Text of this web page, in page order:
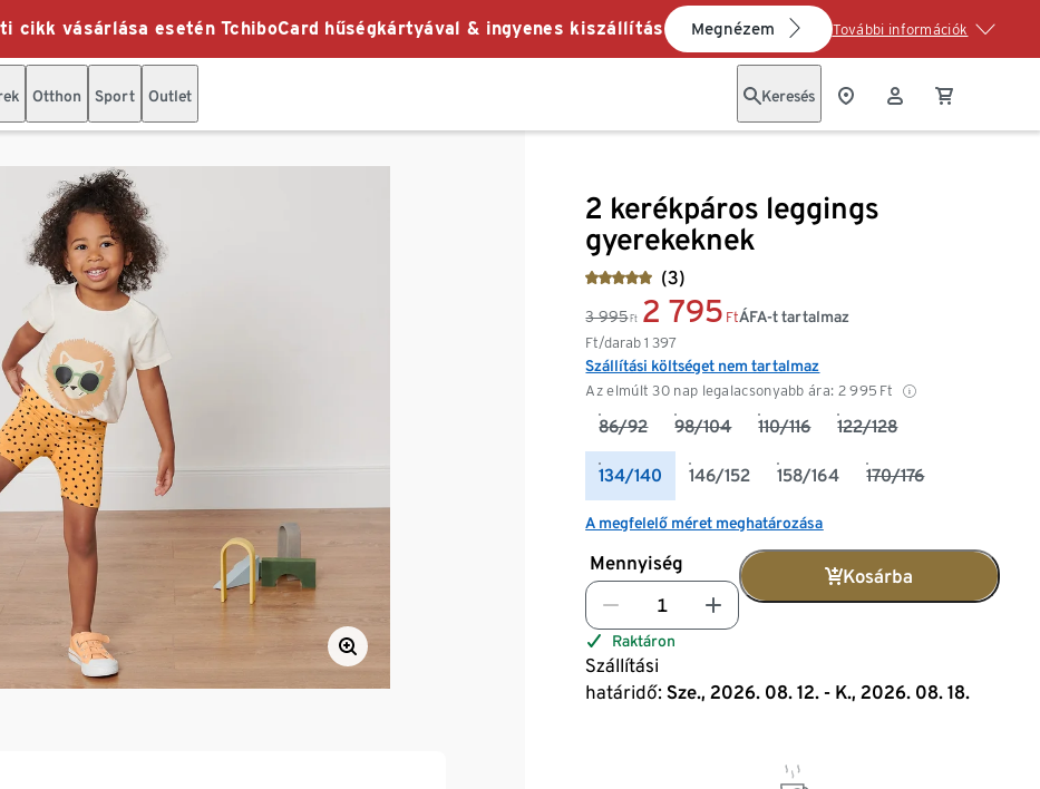
cikk vásárlása esetén TchiboCard hűségkártyával & ingyenes kiszállítás Megnézem További információk
Otthon Sport Outlet Keresés
2 kerékpáros leggings
gyerekeknek
(3)
3 995 Ft 2 795 Ft
Ft/darab1 397
Az elmúlt 30 nap legalacsonyabb ára: 2 995 Ft
ÁFA-t tartalmaz
Szállítási költséget nem tartalmaz
86/92 98/104 110/116 122/128
134/140 146/152 158/164 170/176
A megfelelő méret meghatározása
Mennyiség
Kosárba
Raktáron
Szállítási
határidő: Sze., 2026. 08. 12. - K., 2026. 08. 18.